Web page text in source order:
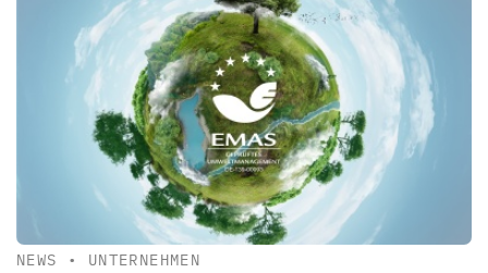
NEWS • UNTERNEHMEN